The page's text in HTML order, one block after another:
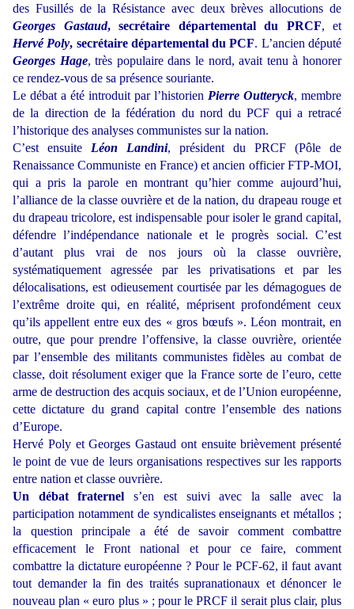
des Fusillés de la Résistance avec deux brèves allocutions de
Georges Gastaud, secrétaire départemental du PRCF, et
Hervé Poly, secrétaire départemental du PCF. L’ancien député
Georges Hage, très populaire dans le nord, avait tenu à honorer
ce rendez-vous de sa présence souriante.
Le débat a été introduit par l’historien Pierre Outteryck, membre
de la direction de la fédération du nord du PCF qui a retracé
l’historique des analyses communistes sur la nation.
C’est ensuite Léon Landini, président du PRCF (Pôle de
Renaissance Communiste en France) et ancien officier FTP-MOI,
qui a pris la parole en montrant qu’hier comme aujourd’hui,
l’alliance de la classe ouvrière et de la nation, du drapeau rouge et
du drapeau tricolore, est indispensable pour isoler le grand capital,
défendre l’indépendance nationale et le progrès social. C’est
d’autant plus vrai de nos jours où la classe ouvrière,
systématiquement agressée par les privatisations et par les
délocalisations, est odieusement courtisée par les démagogues de
l’extrême droite qui, en réalité, méprisent profondément ceux
qu’ils appellent entre eux des « gros bœufs ». Léon montrait, en
outre, que pour prendre l’offensive, la classe ouvrière, orientée
par l’ensemble des militants communistes fidèles au combat de
classe, doit résolument exiger que la France sorte de l’euro, cette
arme de destruction des acquis sociaux, et de l’Union européenne,
cette dictature du grand capital contre l’ensemble des nations
d’Europe.
Hervé Poly et Georges Gastaud ont ensuite brièvement présenté
le point de vue de leurs organisations respectives sur les rapports
entre nation et classe ouvrière.
Un débat fraternel s’en est suivi avec la salle avec la
participation notamment de syndicalistes enseignants et métallos ;
la question principale a été de savoir comment combattre
efficacement le Front national et pour ce faire, comment
combattre la dictature européenne ? Pour le PCF-62, il faut avant
tout demander la fin des traités supranationaux et dénoncer le
nouveau plan « euro plus » ; pour le PRCF il serait plus clair, plus